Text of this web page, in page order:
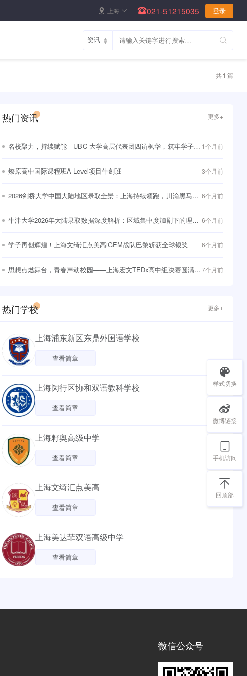
上海 021-51215035 登录
共1 篇
热门资讯
名校聚力，持续赋能｜UBC 大学高层代表团四访枫华，筑牢学子直 1个月前
燎原高中国际课程班A-Level项目牛剑班 3个月前
2026剑桥大学中国大陆地区录取全景：上海持续领跑，川渝黑马频 6个月前
牛津大学2026年大陆录取数据深度解析：区域集中度加剧下的理性 6个月前
学子再创辉煌！上海文绮汇点美高iGEM战队巴黎斩获全球银奖 6个月前
思想点燃舞台，青春声动校园——上海宏文TEDx高中组决赛圆满落7个月前
更多+
热门学校
上海浦东新区东鼎外国语学校
查看简章
上海闵行区协和双语教科学校
查看简章
上海籽奥高级中学
查看简章
上海文绮汇点美高
查看简章
上海美达菲双语高级中学
查看简章
更多+
微信公众号
样式切换
微博链接
手机访问
回顶部